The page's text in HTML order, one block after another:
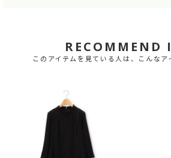
RECOMMEND
このアイテムを見ている人は、こんなア